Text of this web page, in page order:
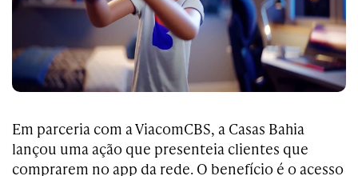
Em parceria com a ViacomCBS, a Casas Bahia
lançou uma ação que presenteia clientes que
comprarem no app da rede. O benefício é o acesso